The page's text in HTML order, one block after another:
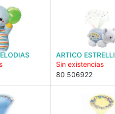
ARTICO
Sin existencias
80 506922